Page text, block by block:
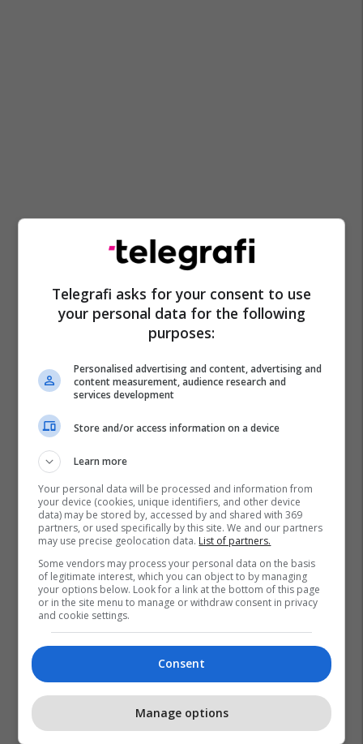
Telegrafi asks for your consent to use
your personal data for the following
purposes:
Personalised advertising and content, advertising and
content measurement, audience research and
services development
Store and/or access information on a device
Learn more
Your personal data will be processed and information from
your device (cookies, unique identifiers, and other device
data) may be stored by, accessed by and shared with 369
partners, or used specifically by this site. We and our partners
may use precise geolocation data. List of partners.
Some vendors may process your personal data on the basis
of legitimate interest, which you can object to by managing
your options below. Look for a link at the bottom of this page
or in the site menu to manage or withdraw consent in privacy
and cookie settings.
Consent
Manage options